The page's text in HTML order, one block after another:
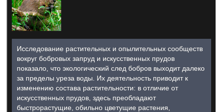
Исследование растительных и опылительных сообществ
вокруг бобровых запруд и искусственных прудов
показало, что экологический след бобров выходит далеко
за пределы уреза воды. Их деятельность приводит к
изменению состава растительности: в отличие от
искусственных прудов, здесь преобладают
быстрорастущие, обильно цветущие растения,